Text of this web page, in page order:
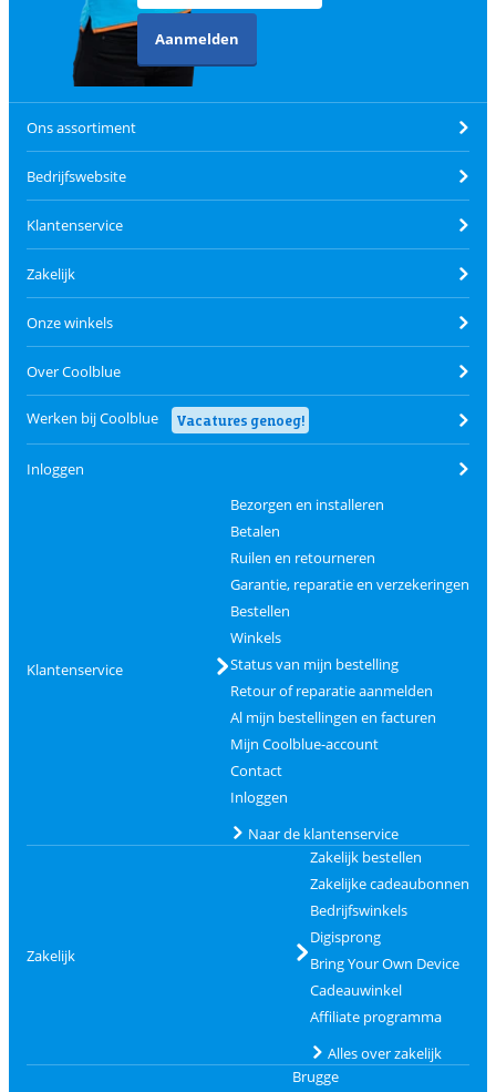
Aanmelden
Ons assortiment
Bedrijfswebsite
Klantenservice
Zakelijk
Onze winkels
Over Coolblue
Werken bij Coolblue Vacatures genoeg!
Inloggen
Klantenservice
Bezorgen en installeren
Betalen
Ruilen en retourneren
Garantie, reparatie en verzekeringen
Bestellen
Winkels
Status van mijn bestelling
Retour of reparatie aanmelden
Al mijn bestellingen en facturen
Mijn Coolblue-account
Contact
Inloggen
Naar de klantenservice
Zakelijk
Zakelijk bestellen
Zakelijke cadeaubonnen
Bedrijfswinkels
Digisprong
Bring Your Own Device
Cadeauwinkel
Affiliate programma
Alles over zakelijk
Brugge